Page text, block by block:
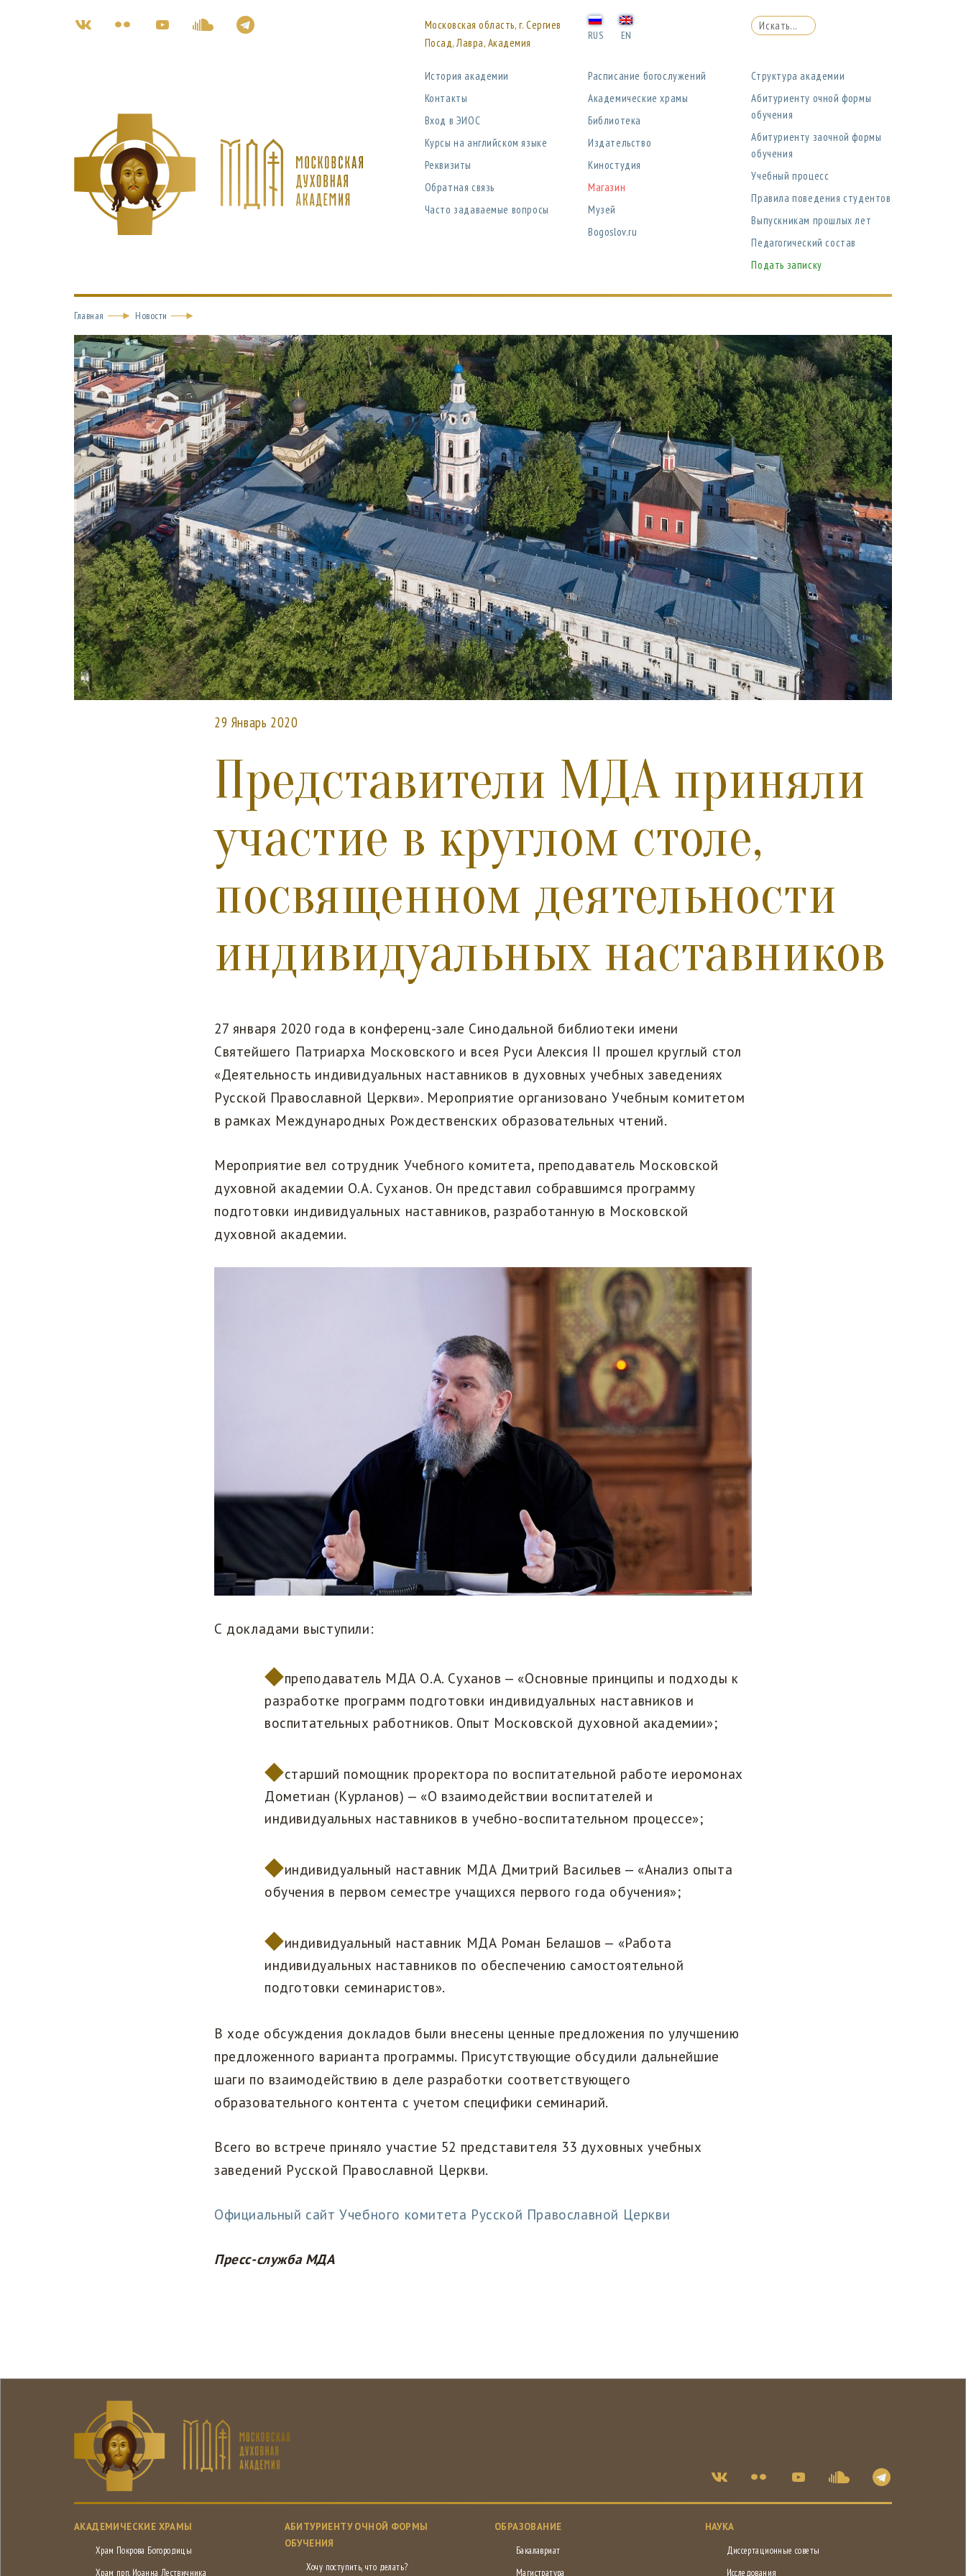
Московская область, г. Сергиев
Посад, Лавра, Академия
RUS EN
История академии
Контакты
Вход в ЭИОС
Курсы на английском языке
Реквизиты
Обратная связь
Часто задаваемые вопросы
Расписание богослужений
Академические храмы
Библиотека
Издательство
Киностудия
Магазин
Музей
Bogoslov.ru
Структура академии
Абитуриенту очной формы
обучения
Абитуриенту заочной формы
обучения
Учебный процесс
Правила поведения студентов
Выпускникам прошлых лет
Педагогический состав
Подать записку
Главная Новости
29 Январь 2020
Представители МДА приняли
участие в круглом столе,
посвященном деятельности
индивидуальных наставников
27 января 2020 года в конференц-зале Синодальной библиотеки имени
Святейшего Патриарха Московского и всея Руси Алексия II прошел круглый стол
«Деятельность индивидуальных наставников в духовных учебных заведениях
Русской Православной Церкви». Мероприятие организовано Учебным комитетом
в рамках Международных Рождественских образовательных чтений.
Мероприятие вел сотрудник Учебного комитета, преподаватель Московской
духовной академии О.А. Суханов. Он представил собравшимся программу
подготовки индивидуальных наставников, разработанную в Московской
духовной академии.
С докладами выступили:
преподаватель МДА О.А. Суханов — «Основные принципы и подходы к
разработке программ подготовки индивидуальных наставников и
воспитательных работников. Опыт Московской духовной академии»;
старший помощник проректора по воспитательной работе иеромонах
Дометиан (Курланов) — «О взаимодействии воспитателей и
индивидуальных наставников в учебно-воспитательном процессе»;
индивидуальный наставник МДА Дмитрий Васильев — «Анализ опыта
обучения в первом семестре учащихся первого года обучения»;
индивидуальный наставник МДА Роман Белашов — «Работа
индивидуальных наставников по обеспечению самостоятельной
подготовки семинаристов».
В ходе обсуждения докладов были внесены ценные предложения по улучшению
предложенного варианта программы. Присутствующие обсудили дальнейшие
шаги по взаимодействию в деле разработки соответствующего
образовательного контента с учетом специфики семинарий.
Всего во встрече приняло участие 52 представителя 33 духовных учебных
заведений Русской Православной Церкви.
Официальный сайт Учебного комитета Русской Православной Церкви
Пресс-служба МДА
АКАДЕМИЧЕСКИЕ ХРАМЫ
Храм Покрова Богородицы
Храм прп. Иоанна Лествичника
АБИТУРИЕНТУ ОЧНОЙ ФОРМЫ
ОБУЧЕНИЯ
Хочу поступить, что делать?
ОБРАЗОВАНИЕ
Бакалавриат
Магистратура
НАУКА
Диссертационные советы
Исследования